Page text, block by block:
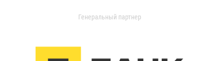
Генеральный партнер